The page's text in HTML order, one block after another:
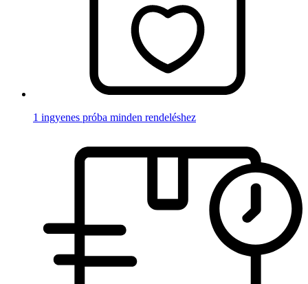
1 ingyenes próba minden rendeléshez